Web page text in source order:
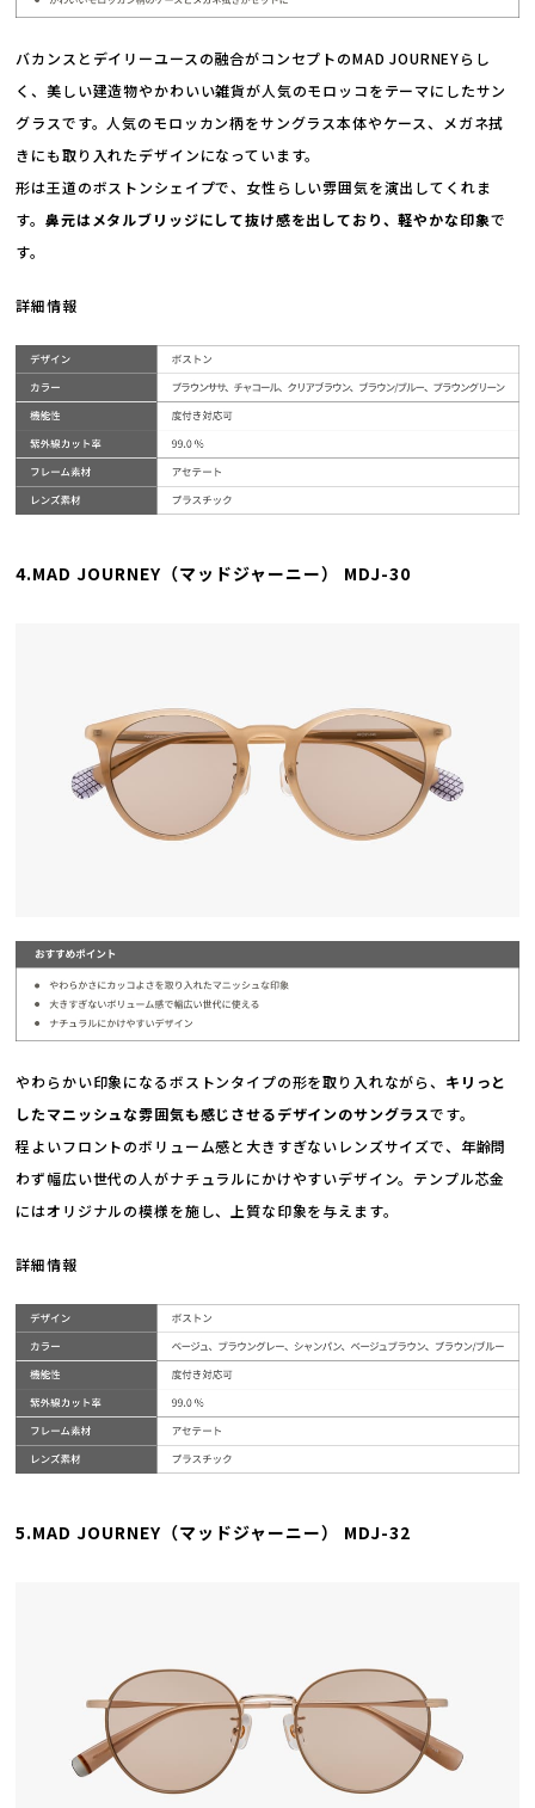
バカンスとデイリーユースの融合がコンセプトのMAD JOURNEYらし
く、美しい建造物やかわいい雑貨が人気のモロッコをテーマにしたサン
グラスです。人気のモロッカン柄をサングラス本体やケース、メガネ拭
きにも取り入れたデザインになっています。
形は王道のボストンシェイプで、女性らしい雰囲気を演出してくれま
す。鼻元はメタルブリッジにして抜け感を出しており、軽やかな印象で
す。
詳細情報
4.MAD JOURNEY（マッドジャーニー） MDJ-30
やわらかい印象になるボストンタイプの形を取り入れながら、 キリっと
したマニッシュな雰囲気も感じさせるデザインのサングラスです。
程よいフロントのボリューム感と大きすぎないレンズサイズで、年齢問
わず幅広い世代の人がナチュラルにかけやすいデザイン。テンプル芯金
にはオリジナルの模様を施し、上質な印象を与えます。
詳細情報
5.MAD JOURNEY（マッドジャーニー） MDJ-32